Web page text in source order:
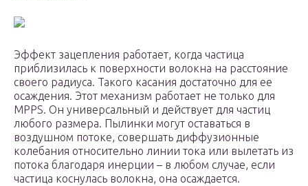
Эффект зацепления работает, когда частица
приблизилась к поверхности волокна на расстояние
своего радиуса. Такого касания достаточно для ее
осаждения. Этот механизм работает не только для
MPPS. Он универсальный и действует для частиц
любого размера. Пылинки могут оставаться в
воздушном потоке, совершать диффузионные
колебания относительно линии тока или вылетать из
потока благодаря инерции – в любом случае, если
частица коснулась волокна, она осаждается.